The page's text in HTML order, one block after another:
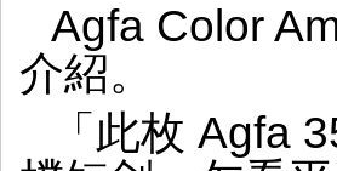
Agfa Color
介紹。
「此枚 Agfa